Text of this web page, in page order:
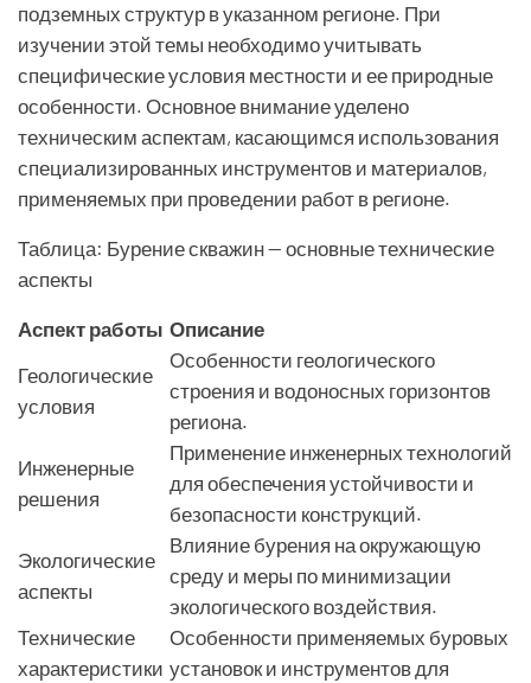
подземных структур в указанном регионе. При
изучении этой темы необходимо учитывать
специфические условия местности и ее природные
особенности. Основное внимание уделено
техническим аспектам, касающимся использования
специализированных инструментов и материалов,
применяемых при проведении работ в регионе.
Таблица: Бурение скважин — основные технические
аспекты
Аспект работы Описание
Геологические
условия
Особенности геологического
строения и водоносных горизонтов
региона.
Инженерные
решения
Применение инженерных технологий
для обеспечения устойчивости и
безопасности конструкций.
Экологические
аспекты
Влияние бурения на окружающую
среду и меры по минимизации
экологического воздействия.
Технические
характеристики
Особенности применяемых буровых
установок и инструментов для